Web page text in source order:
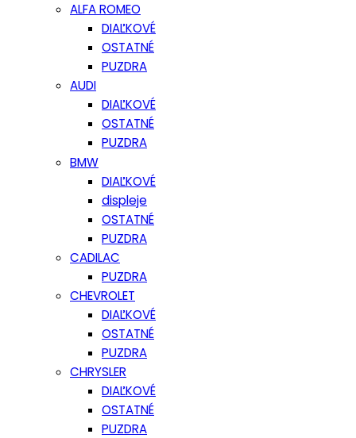
ALFA ROMEO
DIAĽKOVÉ
OSTATNÉ
PUZDRA
AUDI
DIAĽKOVÉ
OSTATNÉ
PUZDRA
BMW
DIAĽKOVÉ
displeje
OSTATNÉ
PUZDRA
CADILAC
PUZDRA
CHEVROLET
DIAĽKOVÉ
OSTATNÉ
PUZDRA
CHRYSLER
DIAĽKOVÉ
OSTATNÉ
PUZDRA